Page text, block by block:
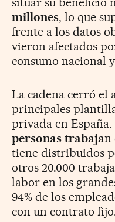
millones, lo que
frente a los datos
vieron afectados
consumo nacional
La cadena cerró el
principales
privada en
personas trabajan
tiene distribuidos
otros 20.000
labor en los
94% de los
con un contrato